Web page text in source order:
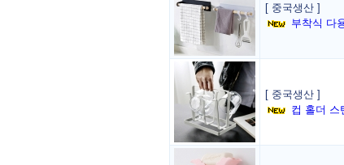
[ 중국생산 ]
부착식 다
[ 중국생산 ]
컵 홀더 스